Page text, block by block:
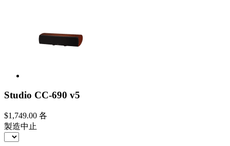
Studio CC-690 v5
$1,749.00 各
製造中止